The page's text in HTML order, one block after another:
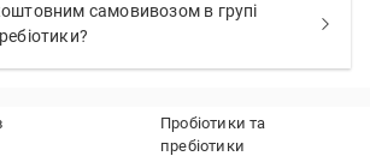
самовивозом в групі
Пробіотики та
пребіотики